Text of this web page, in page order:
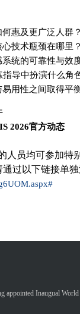
惠及更广泛人群？
技术瓶颈在哪里？
统的可靠性与效
导中扮演什么角
用性之间取得平
2026官方动态
人员均可参加特
过以下链接单独
appointed Inaugual